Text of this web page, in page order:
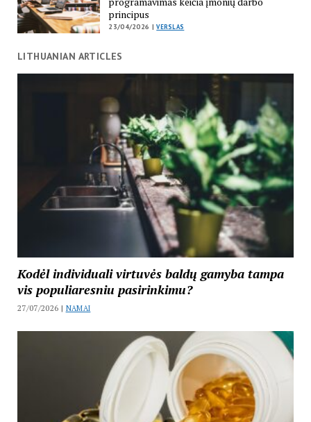
principus
23/04/2026 |VERSLAS
LITHUANIAN ARTICLES
Kodėl individuali virtuvės baldų gamyba tampa
vis populiaresniu pasirinkimu?
27/07/2026 | NAMAI